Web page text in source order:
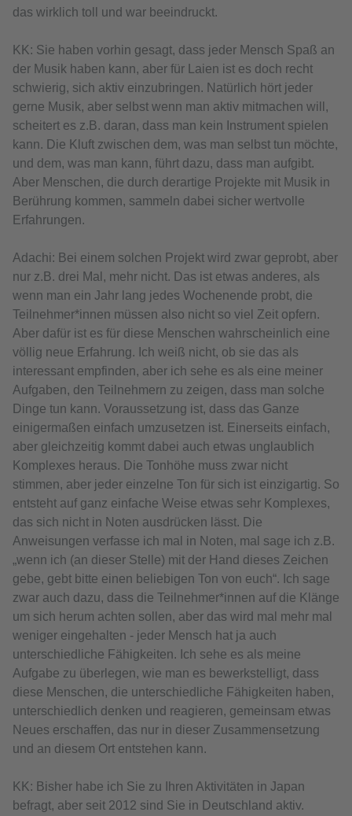
das wirklich toll und war beeindruckt.
KK: Sie haben vorhin gesagt, dass jeder Mensch Spaß an
der Musik haben kann, aber für Laien ist es doch recht
schwierig, sich aktiv einzubringen. Natürlich hört jeder
gerne Musik, aber selbst wenn man aktiv mitmachen will,
scheitert es z.B. daran, dass man kein Instrument spielen
kann. Die Kluft zwischen dem, was man selbst tun möchte,
und dem, was man kann, führt dazu, dass man aufgibt.
Aber Menschen, die durch derartige Projekte mit Musik in
Berührung kommen, sammeln dabei sicher wertvolle
Erfahrungen.
Adachi: Bei einem solchen Projekt wird zwar geprobt, aber
nur z.B. drei Mal, mehr nicht. Das ist etwas anderes, als
wenn man ein Jahr lang jedes Wochenende probt, die
Teilnehmer*innen müssen also nicht so viel Zeit opfern.
Aber dafür ist es für diese Menschen wahrscheinlich eine
völlig neue Erfahrung. Ich weiß nicht, ob sie das als
interessant empfinden, aber ich sehe es als eine meiner
Aufgaben, den Teilnehmern zu zeigen, dass man solche
Dinge tun kann. Voraussetzung ist, dass das Ganze
einigermaßen einfach umzusetzen ist. Einerseits einfach,
aber gleichzeitig kommt dabei auch etwas unglaublich
Komplexes heraus. Die Tonhöhe muss zwar nicht
stimmen, aber jeder einzelne Ton für sich ist einzigartig. So
entsteht auf ganz einfache Weise etwas sehr Komplexes,
das sich nicht in Noten ausdrücken lässt. Die
Anweisungen verfasse ich mal in Noten, mal sage ich z.B.
„wenn ich (an dieser Stelle) mit der Hand dieses Zeichen
gebe, gebt bitte einen beliebigen Ton von euch“. Ich sage
zwar auch dazu, dass die Teilnehmer*innen auf die Klänge
um sich herum achten sollen, aber das wird mal mehr mal
weniger eingehalten - jeder Mensch hat ja auch
unterschiedliche Fähigkeiten. Ich sehe es als meine
Aufgabe zu überlegen, wie man es bewerkstelligt, dass
diese Menschen, die unterschiedliche Fähigkeiten haben,
unterschiedlich denken und reagieren, gemeinsam etwas
Neues erschaffen, das nur in dieser Zusammensetzung
und an diesem Ort entstehen kann.
KK: Bisher habe ich Sie zu Ihren Aktivitäten in Japan
befragt, aber seit 2012 sind Sie in Deutschland aktiv.